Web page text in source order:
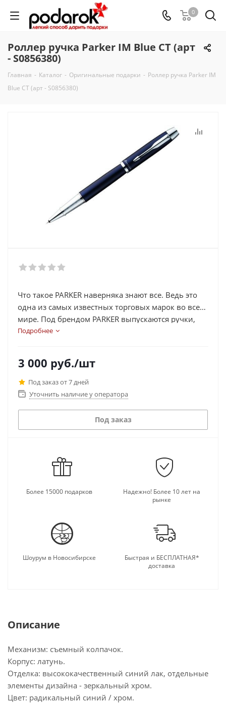
0
Роллер ручка Parker IM Blue CT (арт
- S0856380)
Главная - Каталог - Оригинальные подарки - Роллер ручка Parker IM
Blue CT (арт - S0856380)
Что такое PARKER наверняка знают все. Ведь это
одна из самых известных торговых марок во всем
мире. Под брендом PARKER выпускаются ручки,
которыми были подписаны самые значимые
высокого качества по всем стандартам.
Подробнее
3 000 руб./шт
Под заказ от 7 дней
Уточнить наличие у оператора
Под заказ
Более 15000 подарков
Надежно! Более 10 лет на
рынке
Шоурум в Новосибирске
Быстрая и БЕСПЛАТНАЯ*
доставка
Описание
Механизм: съемный колпачок.
Корпус: латунь.
Отделка: высококачественный синий лак, отдельные
элементы дизайна - зеркальный хром.
Цвет: радикальный синий / хром.